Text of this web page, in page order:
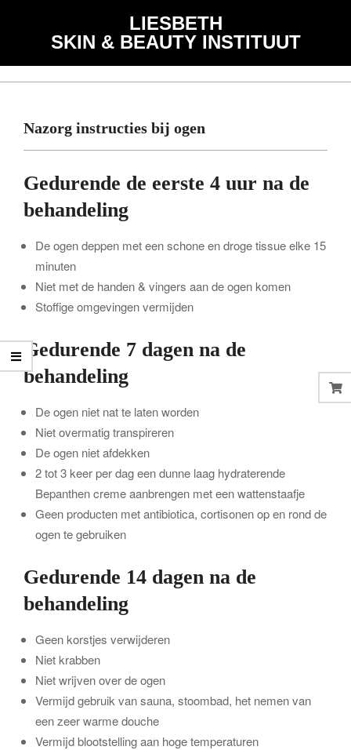
LIESBETH
SKIN & BEAUTY INSTITUUT
Primary
MenuNazorg instructies bij ogen
Gedurende de eerste 4 uur na de
behandeling
De ogen deppen met een schone en droge tissue elke 15
minuten
Niet met de handen & vingers aan de ogen komen
Stoffige omgevingen vermijden
Gedurende 7 dagen na de
behandeling
De ogen niet nat te laten worden
Niet overmatig transpireren
De ogen niet afdekken
2 tot 3 keer per dag een dunne laag hydraterende
Bepanthen creme aanbrengen met een wattenstaafje
Geen producten met antibiotica, cortisonen op en rond de
ogen te gebruiken
Gedurende 14 dagen na de
behandeling
Geen korstjes verwijderen
Niet krabben
Niet wrijven over de ogen
Vermijd gebruik van sauna, stoombad, het nemen van
een zeer warme douche
Vermijd blootstelling aan hoge temperaturen